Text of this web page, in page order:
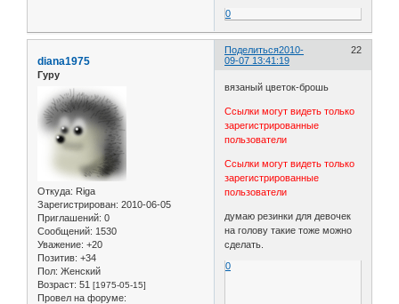
0
Поделиться 22
2010-
09-07 13:41:19
diana1975
Гуру
Откуда: Riga
Зарегистрирован: 2010-06-05
Приглашений: 0
Сообщений: 1530
Уважение: +20
Позитив: +34
Пол: Женский
Возраст: 51 [1975-05-15]
Провел на форуме:
вязаный цветок-брошь
Ссылки могут видеть только
зарегистрированные
пользователи
Ссылки могут видеть только
зарегистрированные
пользователи
думаю резинки для девочек
на голову такие тоже можно
сделать.
0